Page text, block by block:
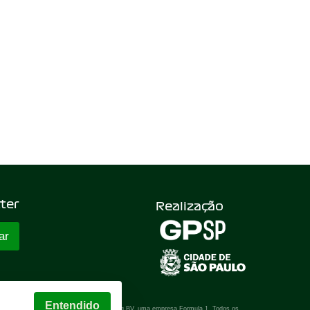
Realização
Entendido